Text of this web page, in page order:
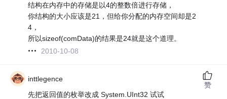
结构在内存中的存储是以4的整数倍进行存储，
你结构的大小应该是21，但给你分配的内存空间却是2
4，
所以sizeof(comData)的结果是24就是这个道理。
2010-10-08
inttlegence
先把返回值的枚举改成 System.UInt32 试试
赞